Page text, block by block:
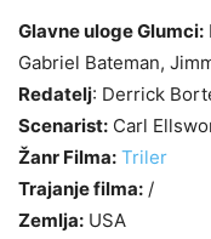
Glavne uloge Glumci:
Gabriel Bateman,
Redatelj: Derrick
Scenarist: Carl
Žanr Filma: Triler
Trajanje filma: /
Zemlja: USA